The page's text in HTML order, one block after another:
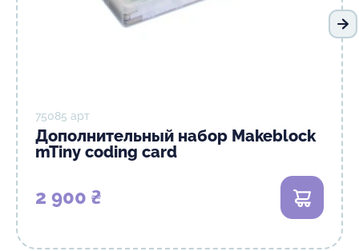
75085 арт
Дополнительный набор Makeblock
mTiny coding card
2 900 ₴ В